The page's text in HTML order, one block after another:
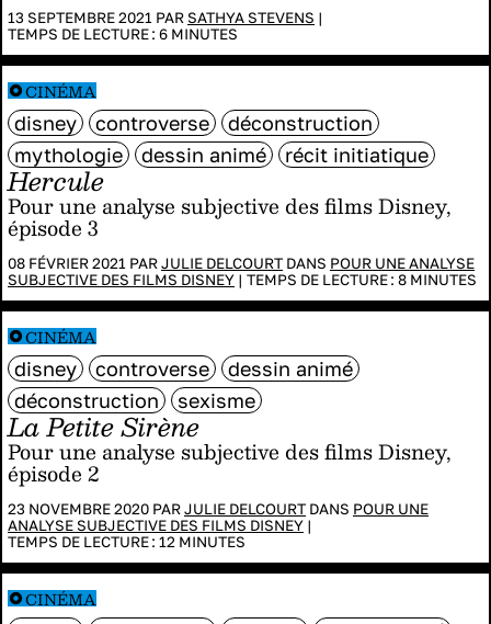
13 SEPTEMBRE 2021 PAR SATHYA STEVENS |
TEMPS DE LECTURE : 6 MINUTES
Hercule
Pour une analyse subjective des films Disney,
épisode 3
08 FÉVRIER 2021 PARJULIE DELCOURT DANS POUR UNE ANALYSE
SUBJECTIVE DES FILMS DISNEY | TEMPS DE LECTURE : 8 MINUTES
disney controverse
déconstruction
mythologie
dessin animé récit initiatique
CINÉMA
La Petite Sirène
Pour une analyse subjective des films Disney,
épisode 2
23 NOVEMBRE 2020 PARJULIE DELCOURT DANS POUR UNE
ANALYSE SUBJECTIVE DES FILMS DISNEY |
TEMPS DE LECTURE : 12 MINUTES
disney controverse
dessin animé
déconstruction
sexisme
CINÉMA
CINÉMA